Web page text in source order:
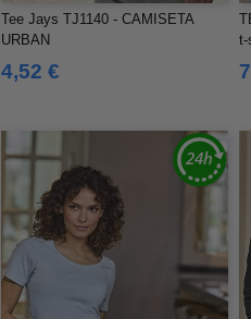
Tee Jays TJ1140 - CAMISETA
URBAN
4,52 €
t-